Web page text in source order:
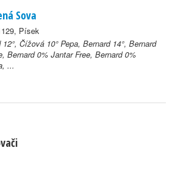
Sova
Písek
12°, Čížová 10° Pepa, Bernard 14°, Bernard
Bernard 0% Jantar Free, Bernard 0%
...